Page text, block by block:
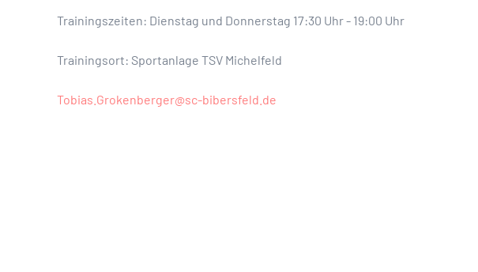
Trainingszeiten: Dienstag und Donnerstag 17:30 Uhr - 19:00 Uhr
Trainingsort: Sportanlage TSV Michelfeld
Tobias.Grokenberger@sc-bibersfeld.de